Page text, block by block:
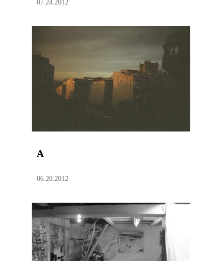
07.24.2012
A
06.20.2012